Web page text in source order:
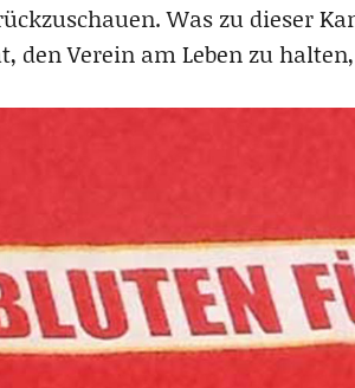
Was zu dieser
den Verein am Leben zu